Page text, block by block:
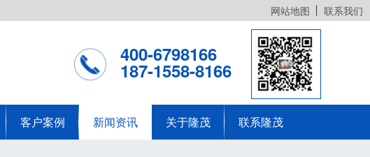
网站地图 联系我们
400-6798166
187-1558-8166
客户案例 新闻资讯 关于隆茂 联系隆茂